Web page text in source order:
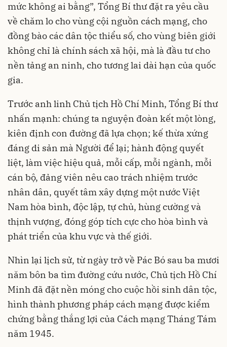
mức không ai bằng”, Tổng Bí thư đặt ra yêu cầu
về chăm lo cho vùng cội nguồn cách mạng, cho
đồng bào các dân tộc thiểu số, cho vùng biên giới
không chỉ là chính sách xã hội, mà là đầu tư cho
nền tảng an ninh, cho tương lai dài hạn của quốc
gia.
Trước anh linh Chủ tịch Hồ Chí Minh, Tổng Bí thư
nhấn mạnh: chúng ta nguyện đoàn kết một lòng,
kiên định con đường đã lựa chọn; kế thừa xứng
đáng di sản mà Người để lại; hành động quyết
liệt, làm việc hiệu quả, mỗi cấp, mỗi ngành, mỗi
cán bộ, đảng viên nêu cao trách nhiệm trước
nhân dân, quyết tâm xây dựng một nước Việt
Nam hòa bình, độc lập, tự chủ, hùng cường và
thịnh vượng, đóng góp tích cực cho hòa bình và
phát triển của khu vực và thế giới.
Nhìn lại lịch sử, từ ngày trở về Pác Bó sau ba mươi
năm bôn ba tìm đường cứu nước, Chủ tịch Hồ Chí
Minh đã đặt nền móng cho cuộc hồi sinh dân tộc,
hình thành phương pháp cách mạng được kiểm
chứng bằng thắng lợi của Cách mạng Tháng Tám
năm 1945.